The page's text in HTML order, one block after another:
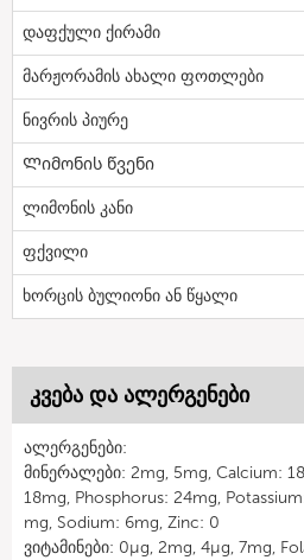
დაფქული ქირამი
მარჟორამის ახალი ფოთლები
ნივრის პიურე
Ლიმონის წვენი
ლიმონის კანი
ფქვილი
ხორცის ბულიონი ან წყალი
კვება და ალერგენები
ალერგენები:
მინერალები: 2mg, 5mg, Calcium:
18mg, Phosphorus: 24mg,
mg, Sodium: 6mg, Zinc: 0
ვიტამინები: 0µg, 2mg, 4µg, 7mg,